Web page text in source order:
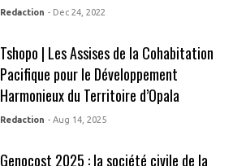
Redaction - Dec 24, 2022
Tshopo | Les Assises de la Cohabitation
Pacifique pour le Développement
Harmonieux du Territoire d’Opala
Redaction - Aug 14, 2025
Genocost 2025 : la société civile de la